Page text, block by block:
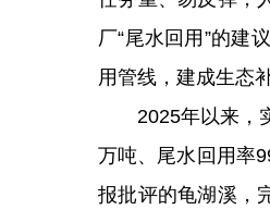
厂“尾水回用”的建
用管线，建成生态
2025年以来，实
万吨、尾水回用率
报批评的龟湖溪，